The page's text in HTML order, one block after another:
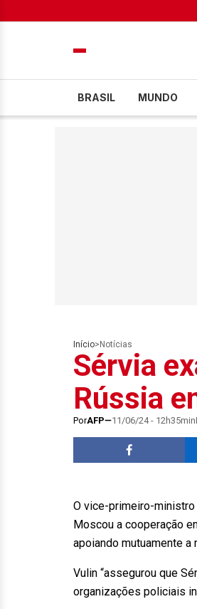
BRASIL MUNDO
Início> Notícias
Sérvia
Rússia
PorAFP 11/06/24 - 12h35min
O vice-primeiro-
Moscou a cooperação
apoiando mutuamente a
Vulin “assegurou que
organizações policiais